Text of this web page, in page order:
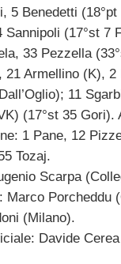
5 Benedetti
Sannipoli (17°st 7
33 Pezzella
21 Armellino (K),
11
(17°st 35 Gori).
1 Pane, 12
Tozaj.
Scarpa
Marco Porcheddu
(Milano).
Davide